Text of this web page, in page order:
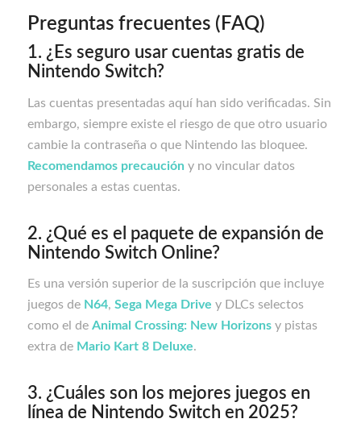
Preguntas frecuentes (FAQ)
1. ¿Es seguro usar cuentas gratis de
Nintendo Switch?
Las cuentas presentadas aquí han sido verificadas. Sin
embargo, siempre existe el riesgo de que otro usuario
cambie la contraseña o que Nintendo las bloquee.
Recomendamos precaución y no vincular datos
personales a estas cuentas.
2. ¿Qué es el paquete de expansión de
Nintendo Switch Online?
Es una versión superior de la suscripción que incluye
juegos de N64, Sega Mega Drive y DLCs selectos
como el de Animal Crossing: New Horizonsy pistas
extra de Mario Kart 8 Deluxe.
3. ¿Cuáles son los mejores juegos en
línea de Nintendo Switch en 2025?